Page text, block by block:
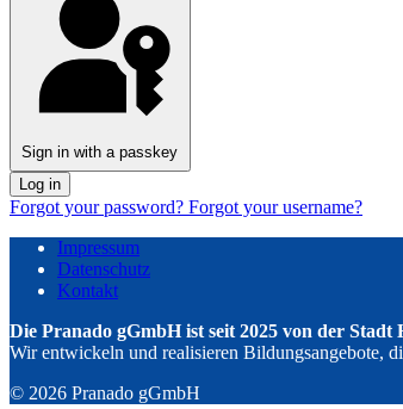
Sign in with a passkey
Log in
Forgot your password? Forgot your username?
Impressum
Datenschutz
Kontakt
Die Pranado gGmbH ist seit 2025 von der
Wir entwickeln und realisieren Bildungsangebote,
© 2026 Pranado gGmbH